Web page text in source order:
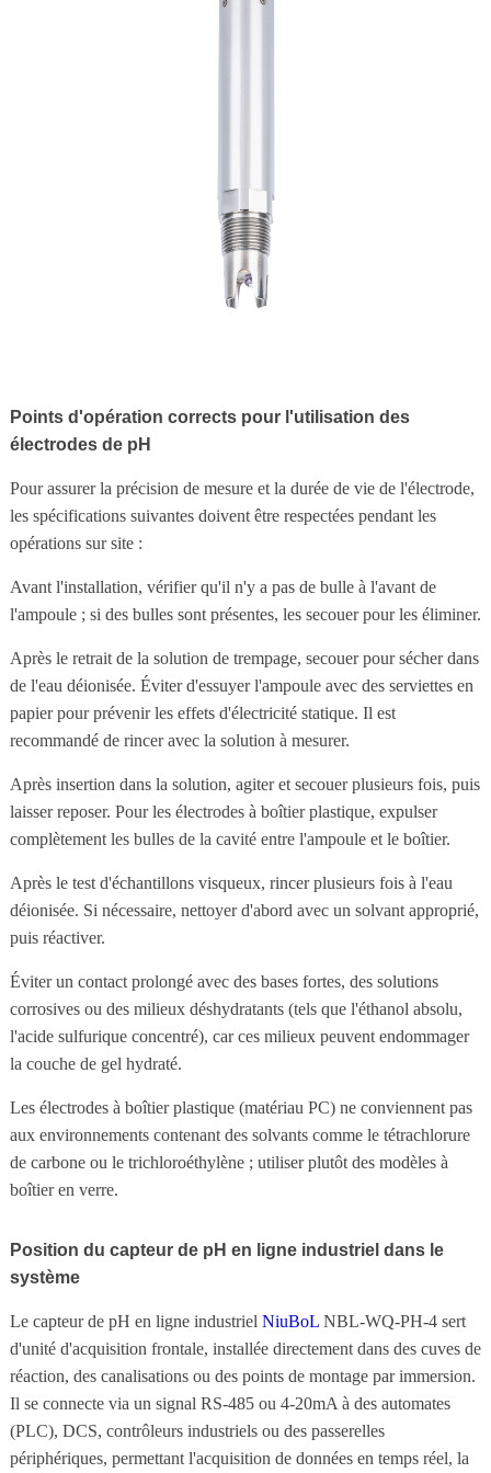
Points d'opération corrects pour l'utilisation des
électrodes de pH
Pour assurer la précision de mesure et la durée de vie de l'électrode,
les spécifications suivantes doivent être respectées pendant les
opérations sur site :
Avant l'installation, vérifier qu'il n'y a pas de bulle à l'avant de
l'ampoule ; si des bulles sont présentes, les secouer pour les éliminer.
Après le retrait de la solution de trempage, secouer pour sécher dans
de l'eau déionisée. Éviter d'essuyer l'ampoule avec des serviettes en
papier pour prévenir les effets d'électricité statique. Il est
recommandé de rincer avec la solution à mesurer.
Après insertion dans la solution, agiter et secouer plusieurs fois, puis
laisser reposer. Pour les électrodes à boîtier plastique, expulser
complètement les bulles de la cavité entre l'ampoule et le boîtier.
Après le test d'échantillons visqueux, rincer plusieurs fois à l'eau
déionisée. Si nécessaire, nettoyer d'abord avec un solvant approprié,
puis réactiver.
Éviter un contact prolongé avec des bases fortes, des solutions
corrosives ou des milieux déshydratants (tels que l'éthanol absolu,
l'acide sulfurique concentré), car ces milieux peuvent endommager
la couche de gel hydraté.
Les électrodes à boîtier plastique (matériau PC) ne conviennent pas
aux environnements contenant des solvants comme le tétrachlorure
de carbone ou le trichloroéthylène ; utiliser plutôt des modèles à
boîtier en verre.
Position du capteur de pH en ligne industriel dans le
système
Le capteur de pH en ligne industriel NiuBoLNBL-WQ-PH-4 sert
d'unité d'acquisition frontale, installée directement dans des cuves de
réaction, des canalisations ou des points de montage par immersion.
Il se connecte via un signal RS-485 ou 4-20mA à des automates
(PLC), DCS, contrôleurs industriels ou des passerelles
périphériques, permettant l'acquisition de données en temps réel, la